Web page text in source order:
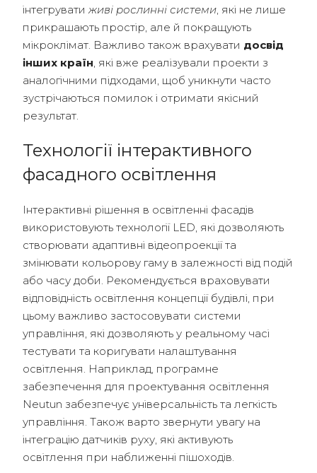
інтегруватиживі рослинні системи, які не лише
прикрашають простір, але й покращують
мікроклімат. Важливо також врахувати досвід
інших країн, які вже реалізували проекти з
аналогічними підходами, щоб уникнути часто
зустрічаються помилок і отримати якісний
результат.
Технології інтерактивного
фасадного освітлення
Інтерактивні рішення в освітленні фасадів
використовують технології LED, які дозволяють
створювати адаптивні відеопроекції та
змінювати кольорову гаму в залежності від подій
або часу доби. Рекомендується враховувати
відповідність освітлення концепції будівлі, при
цьому важливо застосовувати системи
управління, які дозволяють у реальному часі
тестувати та коригувати налаштування
освітлення. Наприклад, програмне
забезпечення для проектування освітлення
Neutun забезпечує універсальність та легкість
управління. Також варто звернути увагу на
інтеграцію датчиків руху, які активують
освітлення при наближенні пішоходів.